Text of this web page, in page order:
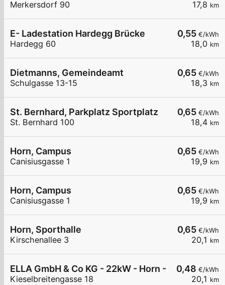
17,8 km
Merkersdorf 90
0,55 €/kWh
18,0 km
E- Ladestation Hardegg Brücke
Hardegg 60
0,65 €/kWh
18,3 km
Dietmanns, Gemeindeamt
Schulgasse 13-15
0,65 €/kWh
18,4 km
St. Bernhard, Parkplatz Sportplatz
St. Bernhard 100
0,65 €/kWh
19,9 km
Horn, Campus
Canisiusgasse 1
0,65 €/kWh
19,9 km
Horn, Campus
Canisiusgasse 1
0,65 €/kWh
20,1 km
Horn, Sporthalle
Kirschenallee 3
0,48 €/kWh
20,1 km
ELLA GmbH & Co KG - 22kW - Horn - Sportplatz
Kieselbreitengasse 18